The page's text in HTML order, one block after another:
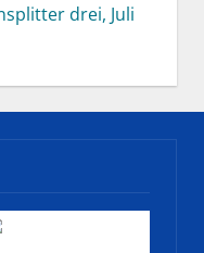
drei, Juli